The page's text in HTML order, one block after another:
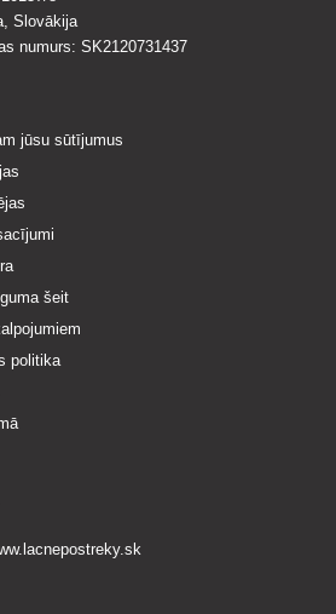
Slovākija
numurs: SK2120731437
jūsu sūtījumus
šeit
politika